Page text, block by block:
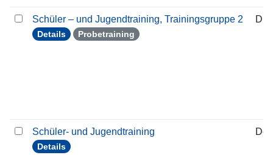
Schüler – und Jugendtraining, Trainingsgruppe 2
Details Probetraining
Schüler- und Jugendtraining
Details